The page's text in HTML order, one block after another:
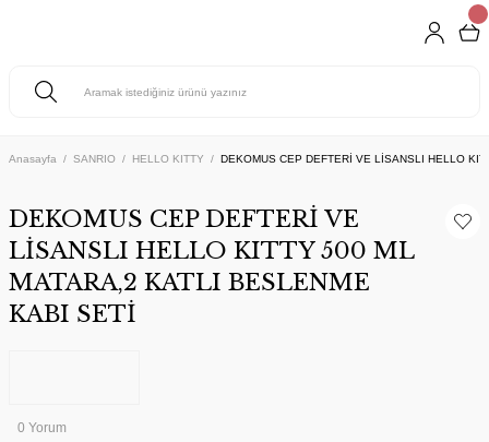
Anasayfa SANRIO HELLO KITTY DEKOMUS CEP DEFTERİ VE LİSANSLI HELLO
DEKOMUS CEP DEFTERİ VE
LİSANSLI HELLO KITTY 500 ML
MATARA,2 KATLI BESLENME
KABI SETİ
0 Yorum